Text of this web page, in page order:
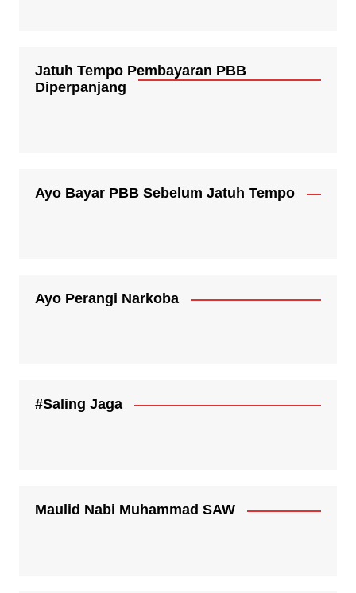
Jatuh Tempo Pembayaran PBB
Diperpanjang
Ayo Bayar PBB Sebelum Jatuh Tempo
Ayo Perangi Narkoba
#Saling Jaga
Maulid Nabi Muhammad SAW